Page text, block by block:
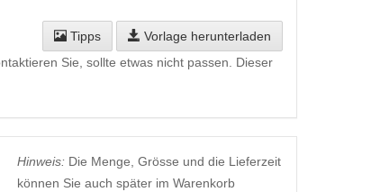
Tipps
Vorlage herunterladen
Sie, sollte etwas nicht passen. Dieser
Hinweis:Die Menge, Grösse und die Lieferzeit
können Sie auch später im Warenkorb